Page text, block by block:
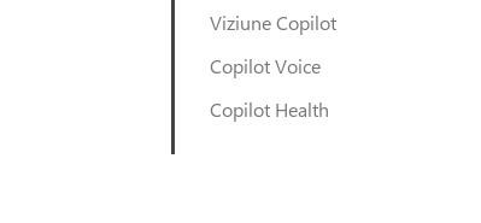
Viziune Copilot
Copilot Voice
Copilot Health